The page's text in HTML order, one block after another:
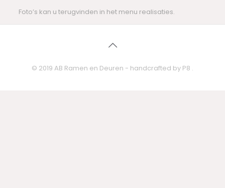
Foto’s kan u terugvinden in het menu realisaties.
© 2019 AB Ramen en Deuren - handcrafted by P8 .